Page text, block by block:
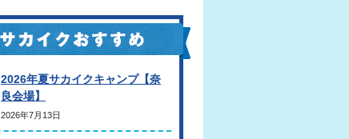
2026年夏サカイクキャンプ【奈
良会場】
2026年7月13日